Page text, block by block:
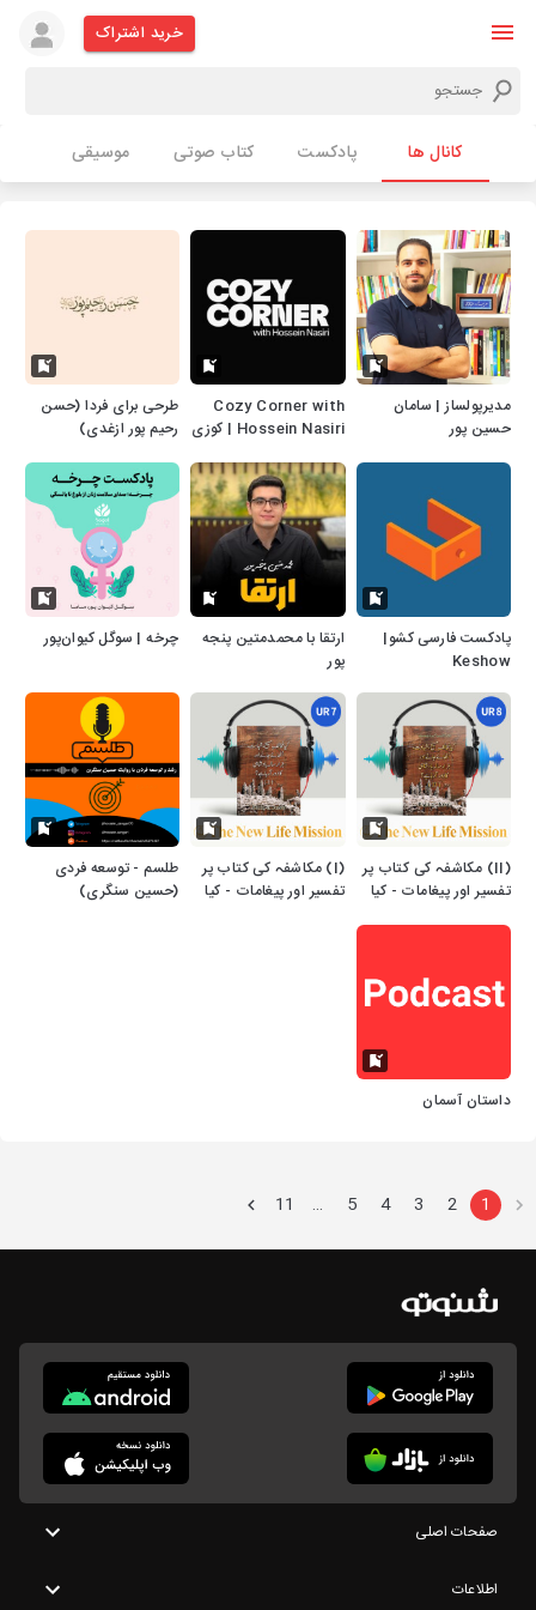
خرید اشتراک
کانال ها پادکست کتاب صوتی موسیقی
مدیرپولساز | سامان
حسین پور
Cozy Corner with
Hossein Nasiri | کوزی
طرحی برای فردا (حسن
رحیم پور ازغدی)
پادکست فارسی کشو|
Keshow
ارتقا با محمدمتین پنجه
پور
چرخه | سوگل کیوان‌پور
(II) مکاشفہ کی کتاب پر
تفسیر اور پیغامات - کیا
اُٹھائے جانے اور ہزارسالہ
(I) مکاشفہ کی کتاب پر
تفسیر اور پیغامات - کیا
طلسم - توسعه فردی
(حسین سنگری)
داستان آسمان
1
2
3
4
5
…
11
صفحات اصلی
اطلاعات